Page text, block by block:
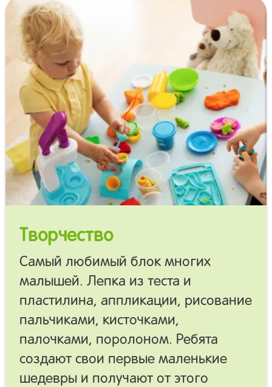
Творчество
Самый любимый блок многих
малышей. Лепка из теста и
пластилина, аппликации, рисование
пальчиками, кисточками,
палочками, поролоном. Ребята
создают свои первые маленькие
шедевры и получают от этого